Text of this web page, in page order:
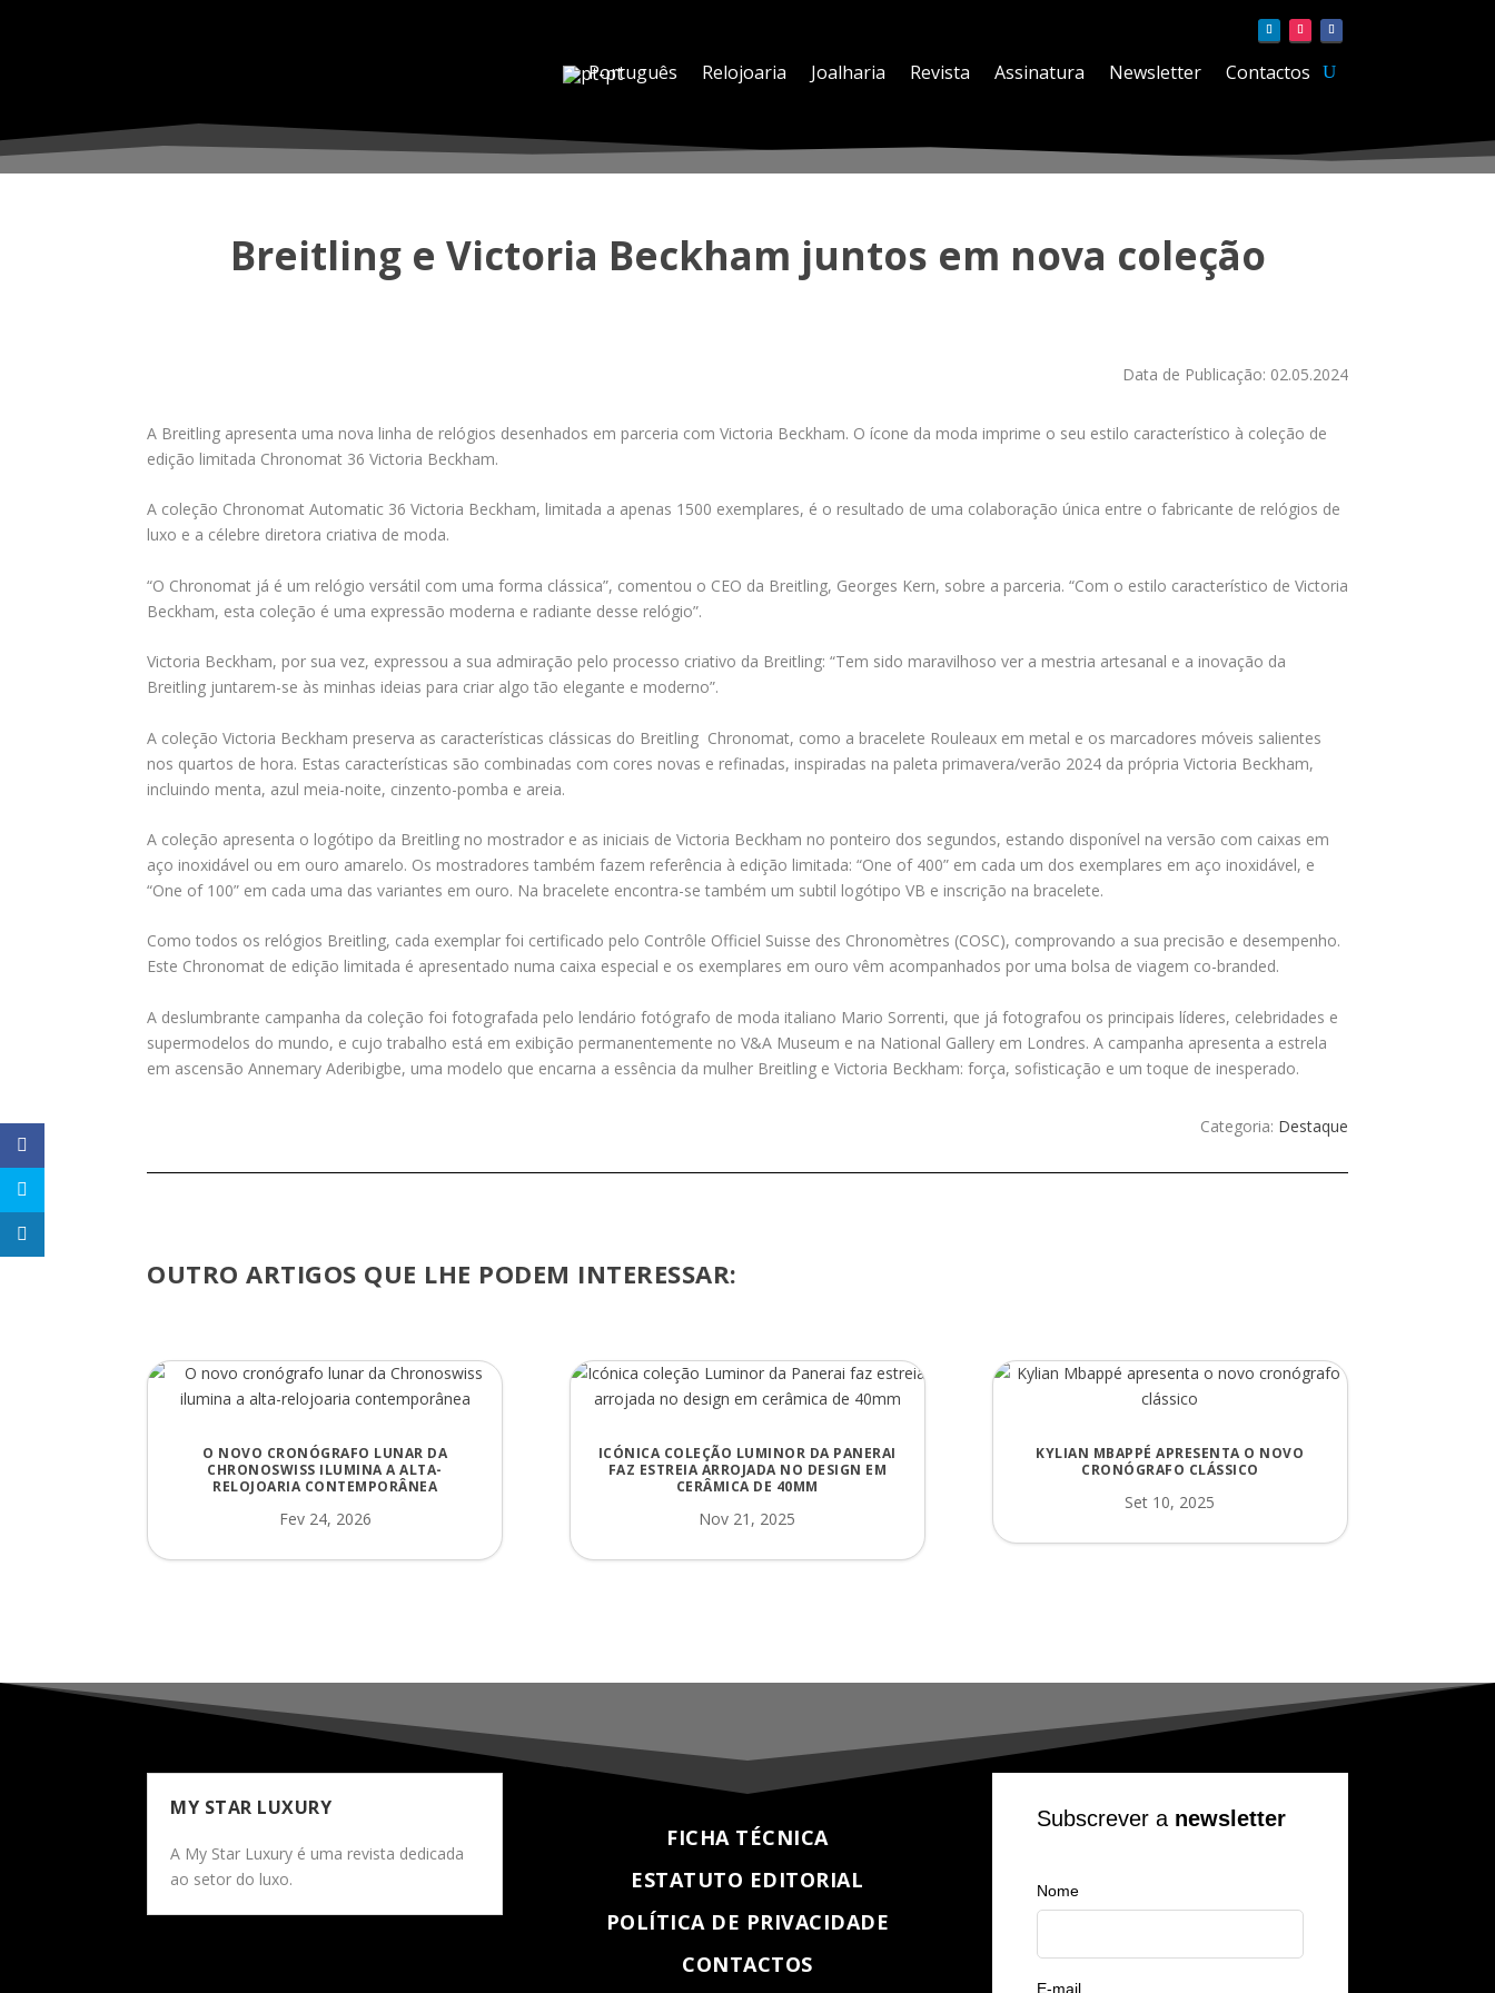
Português Relojoaria Joalharia Revista Assinatura Newsletter Contactos
Breitling e Victoria Beckham juntos em nova coleção
Data de Publicação: 02.05.2024
A Breitling apresenta uma nova linha de relógios desenhados em parceria com Victoria Beckham. O ícone da moda imprime o seu estilo característico à coleção de
edição limitada Chronomat 36 Victoria Beckham.
A coleção Chronomat Automatic 36 Victoria Beckham, limitada a apenas 1500 exemplares, é o resultado de uma colaboração única entre o fabricante de relógios de
luxo e a célebre diretora criativa de moda.
“O Chronomat já é um relógio versátil com uma forma clássica”, comentou o CEO da Breitling, Georges Kern, sobre a parceria. “Com o estilo característico de Victoria
Beckham, esta coleção é uma expressão moderna e radiante desse relógio”.
Victoria Beckham, por sua vez, expressou a sua admiração pelo processo criativo da Breitling: “Tem sido maravilhoso ver a mestria artesanal e a inovação da
Breitling juntarem-se às minhas ideias para criar algo tão elegante e moderno”.
A coleção Victoria Beckham preserva as características clássicas do Breitling Chronomat, como a bracelete Rouleaux em metal e os marcadores móveis salientes
nos quartos de hora. Estas características são combinadas com cores novas e refinadas, inspiradas na paleta primavera/verão 2024 da própria Victoria Beckham,
incluindo menta, azul meia-noite, cinzento-pomba e areia.
A coleção apresenta o logótipo da Breitling no mostrador e as iniciais de Victoria Beckham no ponteiro dos segundos, estando disponível na versão com caixas em
aço inoxidável ou em ouro amarelo. Os mostradores também fazem referência à edição limitada: “One of 400” em cada um dos exemplares em aço inoxidável, e
“One of 100” em cada uma das variantes em ouro. Na bracelete encontra-se também um subtil logótipo VB e inscrição na bracelete.
Como todos os relógios Breitling, cada exemplar foi certificado pelo Contrôle Officiel Suisse des Chronomètres (COSC), comprovando a sua precisão e desempenho.
Este Chronomat de edição limitada é apresentado numa caixa especial e os exemplares em ouro vêm acompanhados por uma bolsa de viagem co-branded.
A deslumbrante campanha da coleção foi fotografada pelo lendário fotógrafo de moda italiano Mario Sorrenti, que já fotografou os principais líderes, celebridades e
supermodelos do mundo, e cujo trabalho está em exibição permanentemente no V&A Museum e na National Gallery em Londres. A campanha apresenta a estrela
em ascensão Annemary Aderibigbe, uma modelo que encarna a essência da mulher Breitling e Victoria Beckham: força, sofisticação e um toque de inesperado.
Categoria: Destaque
OUTRO ARTIGOS QUE LHE PODEM INTERESSAR:
O NOVO CRONÓGRAFO LUNAR DA
CHRONOSWISS ILUMINA A ALTA-
RELOJOARIA CONTEMPORÂNEA
Fev 24, 2026
ICÓNICA COLEÇÃO LUMINOR DA PANERAI
FAZ ESTREIA ARROJADA NO DESIGN EM
CERÂMICA DE 40MM
Nov 21, 2025
KYLIAN MBAPPÉ APRESENTA O NOVO
CRONÓGRAFO CLÁSSICO
Set 10, 2025
MY STAR LUXURY
A My Star Luxury é uma revista dedicada
ao setor do luxo.
FICHA TÉCNICA
ESTATUTO EDITORIAL
POLÍTICA DE PRIVACIDADE
CONTACTOS
Subscrever anewsletter
Nome
E-mail